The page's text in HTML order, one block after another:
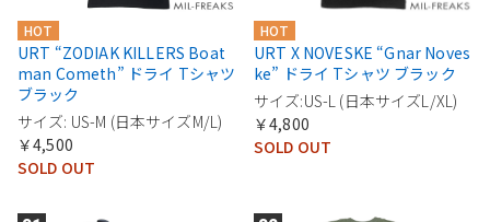
HOT
URT “ZODIAK KILLERS Boat
man Cometh” ドライ Tシャツ
ブラック
サイズ: US-M (日本サイズM/L)
￥4,500
SOLD OUT
HOT
URT X NOVESKE “Gnar Noves
ke” ドライ Tシャツ ブラック
サイズ:US-L (日本サイズL/XL)
￥4,800
SOLD OUT